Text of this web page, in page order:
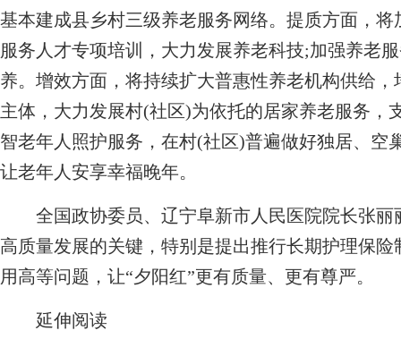
基本建成县乡村三级养老服务网络。提质方面，
服务人才专项培训，大力发展养老科技;加强养老
养。增效方面，将持续扩大普惠性养老机构供给
主体，大力发展村(社区)为依托的居家养老服务，
智老年人照护服务，在村(社区)普遍做好独居、空
让老年人安享幸福晚年。
全国政协委员、辽宁阜新市人民医院院长张丽
高质量发展的关键，特别是提出推行长期护理保
用高等问题，让“夕阳红”更有质量、更有尊严
延伸阅读